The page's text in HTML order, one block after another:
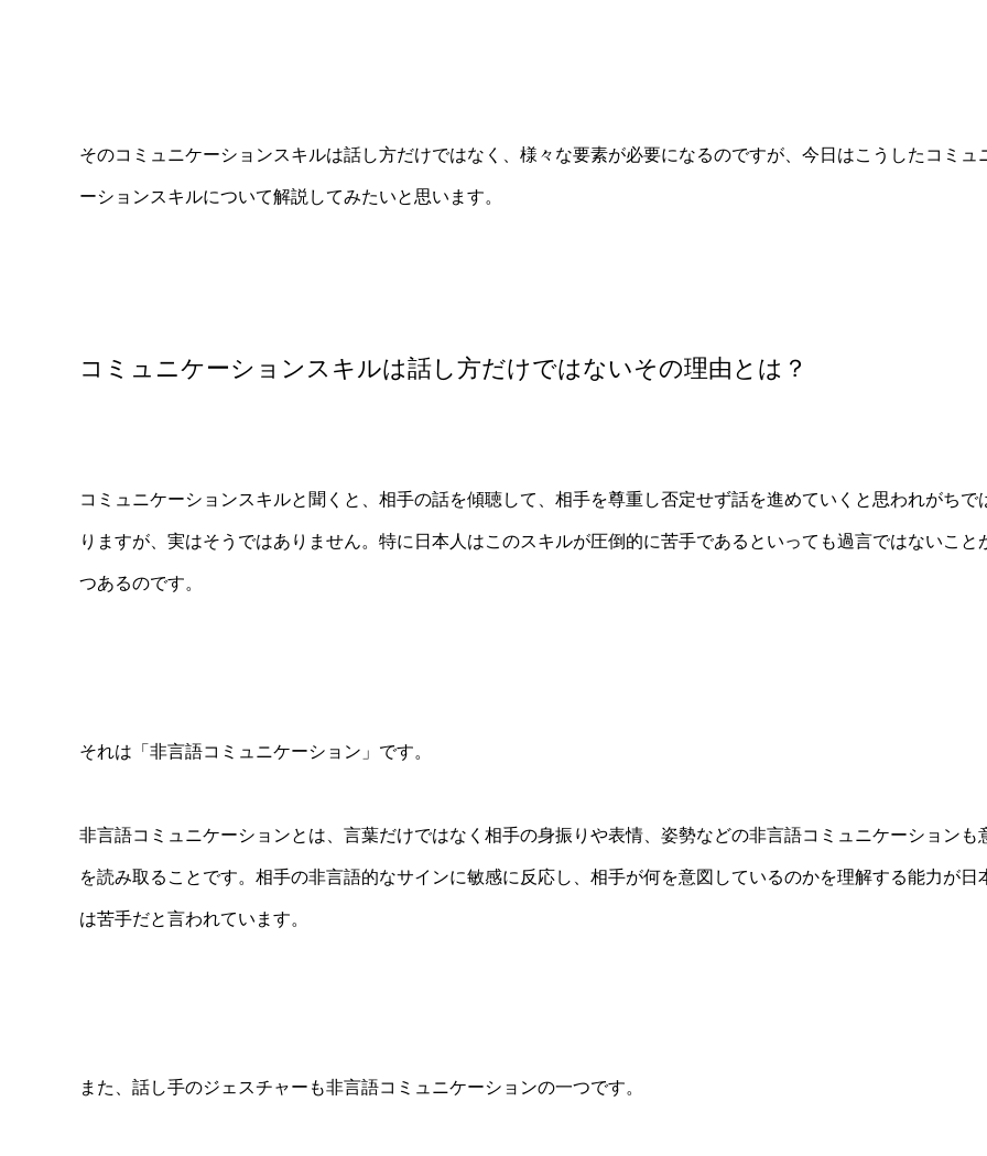
そのコミュニケーションスキルは話し方だけではなく、様々な要素が必要になるのですが、今日はこうしたコミュ
ーションスキルについて解説してみたいと思います。
コミュニケーションスキルは話し方だけではないその理由とは？
コミュニケーションスキルと聞くと、相手の話を傾聴して、相手を尊重し否定せず話を進めていくと思われがちで
りますが、実はそうではありません。特に日本人はこのスキルが圧倒的に苦手であるといっても過言ではないこと
つあるのです。
それは「非言語コミュニケーション」です。
非言語コミュニケーションとは、言葉だけではなく相手の身振りや表情、姿勢などの非言語コミュニケーションも
を読み取ることです。相手の非言語的なサインに敏感に反応し、相手が何を意図しているのかを理解する能力が日
は苦手だと言われています。
また、話し手のジェスチャーも非言語コミュニケーションの一つです。